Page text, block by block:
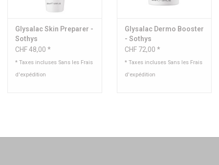
Glysalac Skin Preparer -
Sothys
CHF 48,00 *
* Taxes incluses Sans les Frais
d'expédition
Glysalac Dermo Booster
- Sothys
CHF 72,00 *
* Taxes incluses Sans les Frais
d'expédition